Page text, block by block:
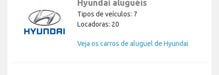
Hyundai aluguéis
Tipos de veículos: 7
Locadoras: 20
Veja os carros de aluguel de Hyundai